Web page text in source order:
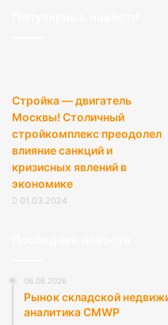
Стройка — двигатель
Москвы! Столичный
стройкомплекс преодолел
влияние санкций и
кризисных явлений в
экономике
01.03.2024
06.08.2026
Рынок складской
аналитика CMWP